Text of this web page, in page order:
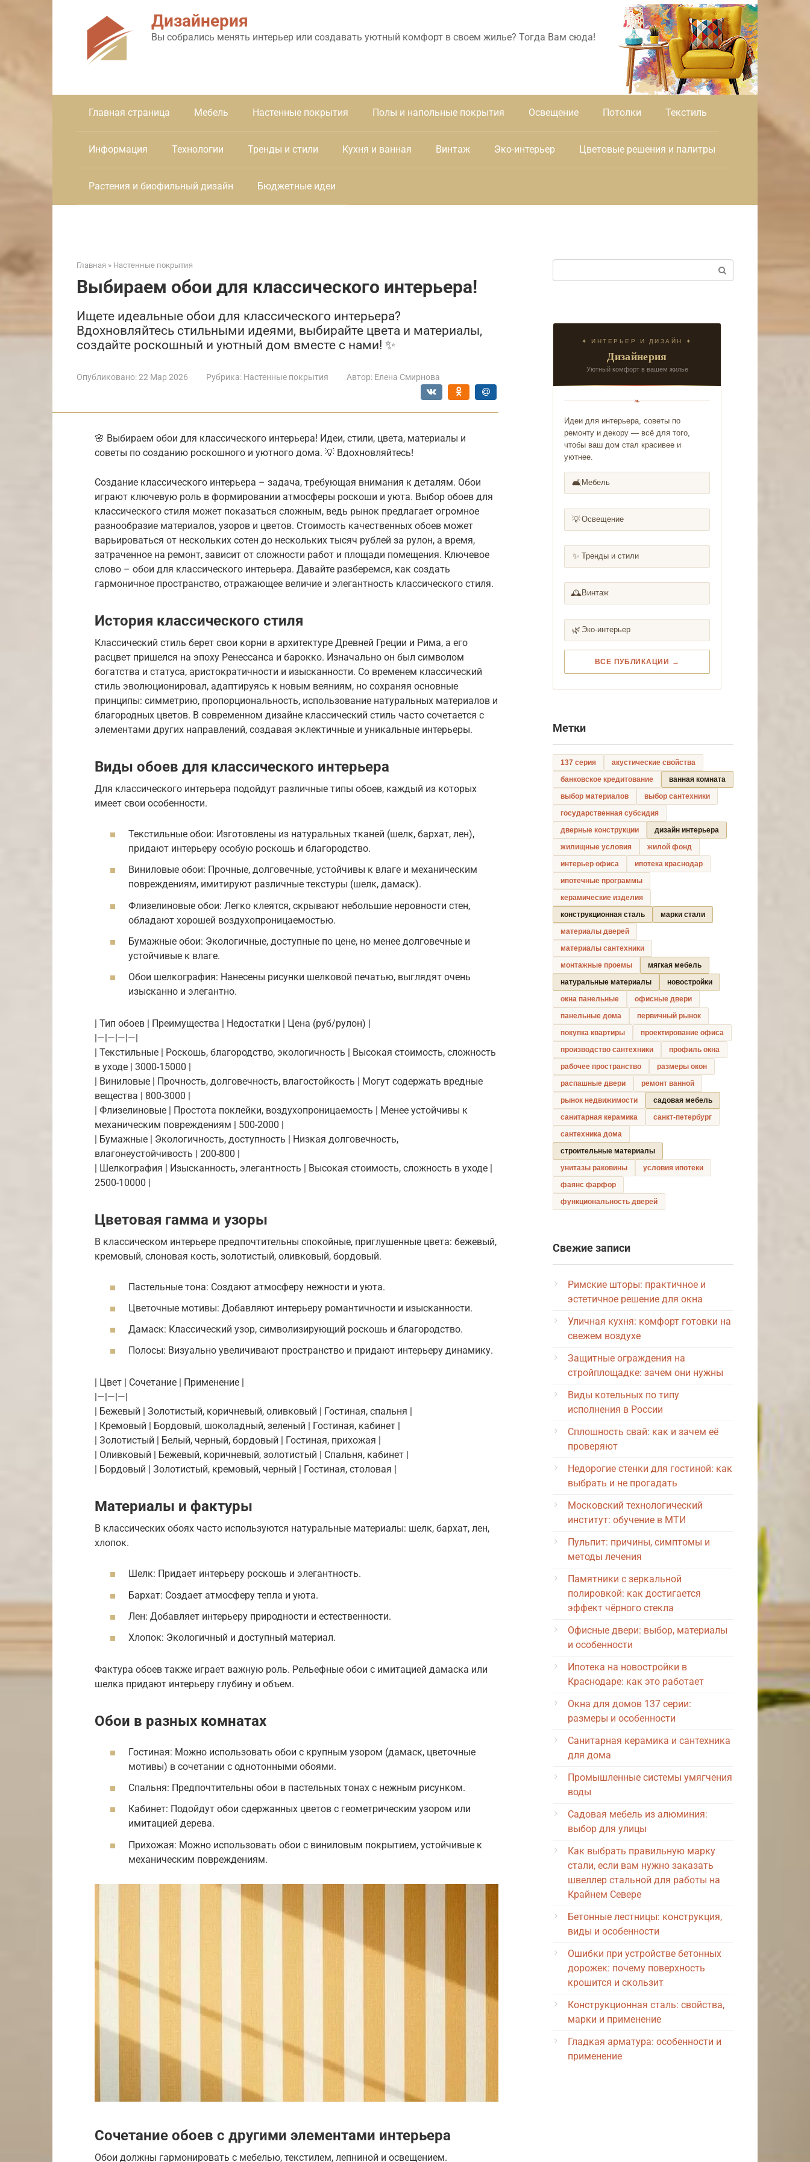
Дизайнерия
Вы собрались менять интерьер или создавать уютный комфорт в своем жилье? Тогда Вам сюда!
Главная страница Мебель Настенные покрытия Полы и напольные покрытия Освещение Потолки Текстиль
Информация Технологии Тренды и стили Кухня и ванная Винтаж Эко-интерьер Цветовые решения и палитры
Растения и биофильный дизайн Бюджетные идеи
Главная » Настенные покрытия
Выбираем обои для классического интерьера!
Ищете идеальные обои для классического интерьера?
Вдохновляйтесь стильными идеями, выбирайте цвета и материалы,
создайте роскошный и уютный дом вместе с нами! ✨
Опубликовано:22 Мар 2026 Рубрика: Настенные покрытия Автор: Елена Смирнова
🌸 Выбираем обои для классического интерьера! Идеи, стили, цвета, материалы и
советы по созданию роскошного и уютного дома. 💡 Вдохновляйтесь!
Создание классического интерьера – задача, требующая внимания к деталям. Обои
играют ключевую роль в формировании атмосферы роскоши и уюта. Выбор обоев для
классического стиля может показаться сложным, ведь рынок предлагает огромное
разнообразие материалов, узоров и цветов. Стоимость качественных обоев может
варьироваться от нескольких сотен до нескольких тысяч рублей за рулон, а время,
затраченное на ремонт, зависит от сложности работ и площади помещения. Ключевое
слово – обои для классического интерьера. Давайте разберемся, как создать
гармоничное пространство, отражающее величие и элегантность классического стиля.
История классического стиля
Классический стиль берет свои корни в архитектуре Древней Греции и Рима, а его
расцвет пришелся на эпоху Ренессанса и барокко. Изначально он был символом
богатства и статуса, аристократичности и изысканности. Со временем классический
стиль эволюционировал, адаптируясь к новым веяниям, но сохраняя основные
принципы: симметрию, пропорциональность, использование натуральных материалов и
благородных цветов. В современном дизайне классический стиль часто сочетается с
элементами других направлений, создавая эклектичные и уникальные интерьеры.
Виды обоев для классического интерьера
Для классического интерьера подойдут различные типы обоев, каждый из которых
имеет свои особенности.
Текстильные обои: Изготовлены из натуральных тканей (шелк, бархат, лен),
придают интерьеру особую роскошь и благородство.
Виниловые обои: Прочные, долговечные, устойчивы к влаге и механическим
повреждениям, имитируют различные текстуры (шелк, дамаск).
Флизелиновые обои: Легко клеятся, скрывают небольшие неровности стен,
обладают хорошей воздухопроницаемостью.
Бумажные обои: Экологичные, доступные по цене, но менее долговечные и
устойчивые к влаге.
Обои шелкография: Нанесены рисунки шелковой печатью, выглядят очень
изысканно и элегантно.
| Тип обоев | Преимущества | Недостатки | Цена (руб/рулон) |
|—|—|—|—|
| Текстильные | Роскошь, благородство, экологичность | Высокая стоимость, сложность
в уходе | 3000-15000 |
| Виниловые | Прочность, долговечность, влагостойкость | Могут содержать вредные
вещества | 800-3000 |
| Флизелиновые | Простота поклейки, воздухопроницаемость | Менее устойчивы к
механическим повреждениям | 500-2000 |
| Бумажные | Экологичность, доступность | Низкая долговечность,
влагонеустойчивость | 200-800 |
| Шелкография | Изысканность, элегантность | Высокая стоимость, сложность в уходе |
2500-10000 |
Цветовая гамма и узоры
В классическом интерьере предпочтительны спокойные, приглушенные цвета: бежевый,
кремовый, слоновая кость, золотистый, оливковый, бордовый.
Пастельные тона: Создают атмосферу нежности и уюта.
Цветочные мотивы: Добавляют интерьеру романтичности и изысканности.
Дамаск: Классический узор, символизирующий роскошь и благородство.
Полосы: Визуально увеличивают пространство и придают интерьеру динамику.
| Цвет | Сочетание | Применение |
|—|—|—|
| Бежевый | Золотистый, коричневый, оливковый | Гостиная, спальня |
| Кремовый | Бордовый, шоколадный, зеленый | Гостиная, кабинет |
| Золотистый | Белый, черный, бордовый | Гостиная, прихожая |
| Оливковый | Бежевый, коричневый, золотистый | Спальня, кабинет |
| Бордовый | Золотистый, кремовый, черный | Гостиная, столовая |
Материалы и фактуры
В классических обоях часто используются натуральные материалы: шелк, бархат, лен,
хлопок.
Шелк: Придает интерьеру роскошь и элегантность.
Бархат: Создает атмосферу тепла и уюта.
Лен: Добавляет интерьеру природности и естественности.
Хлопок: Экологичный и доступный материал.
Фактура обоев также играет важную роль. Рельефные обои с имитацией дамаска или
шелка придают интерьеру глубину и объем.
Обои в разных комнатах
Гостиная: Можно использовать обои с крупным узором (дамаск, цветочные
мотивы) в сочетании с однотонными обоями.
Спальня: Предпочтительны обои в пастельных тонах с нежным рисунком.
Кабинет: Подойдут обои сдержанных цветов с геометрическим узором или
имитацией дерева.
Прихожая: Можно использовать обои с виниловым покрытием, устойчивые к
механическим повреждениям.
Сочетание обоев с другими элементами интерьера
Обои должны гармонировать с мебелью, текстилем, лепниной и освещением.
✦ ИНТЕРЬЕР И ДИЗАЙН ✦
Дизайнерия
Уютный комфорт в вашем жилье
❧
Идеи для интерьера, советы по
ремонту и декору — всё для того,
чтобы ваш дом стал красивее и
уютнее.
🛋️ Мебель
💡Освещение
✨ Тренды и стили
🕰️ Винтаж
🌿 Эко-интерьер
ВСЕ ПУБЛИКАЦИИ →
Метки
137 серия
акустические свойства
банковское кредитование
ванная комната
выбор материалов
выбор сантехники
государственная субсидия
дверные конструкции
дизайн интерьера
жилищные условия
жилой фонд
интерьер офиса
ипотека краснодар
ипотечные программы
керамические изделия
конструкционная сталь
марки стали
материалы дверей
материалы сантехники
монтажные проемы
мягкая мебель
натуральные материалы
новостройки
окна панельные
офисные двери
панельные дома
первичный рынок
покупка квартиры
проектирование офиса
производство сантехники
профиль окна
рабочее пространство
размеры окон
распашные двери
ремонт ванной
рынок недвижимости
садовая мебель
санитарная керамика
санкт-петербург
сантехника дома
строительные материалы
унитазы раковины
условия ипотеки
фаянс фарфор
функциональность дверей
Свежие записи
Римские шторы: практичное и
эстетичное решение для окна
Уличная кухня: комфорт готовки на
свежем воздухе
Защитные ограждения на
стройплощадке: зачем они нужны
Виды котельных по типу
исполнения в России
Сплошность свай: как и зачем её
проверяют
Недорогие стенки для гостиной: как
выбрать и не прогадать
Московский технологический
институт: обучение в МТИ
Пульпит: причины, симптомы и
методы лечения
Памятники с зеркальной
полировкой: как достигается
эффект чёрного стекла
Офисные двери: выбор, материалы
и особенности
Ипотека на новостройки в
Краснодаре: как это работает
Окна для домов 137 серии:
размеры и особенности
Санитарная керамика и сантехника
для дома
Промышленные системы умягчения
воды
Садовая мебель из алюминия:
выбор для улицы
Как выбрать правильную марку
стали, если вам нужно заказать
швеллер стальной для работы на
Крайнем Севере
Бетонные лестницы: конструкция,
виды и особенности
Ошибки при устройстве бетонных
дорожек: почему поверхность
крошится и скользит
Конструкционная сталь: свойства,
марки и применение
Гладкая арматура: особенности и
применение